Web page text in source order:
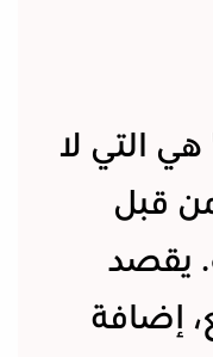
التي لا
قبل
يقصد
إضافة